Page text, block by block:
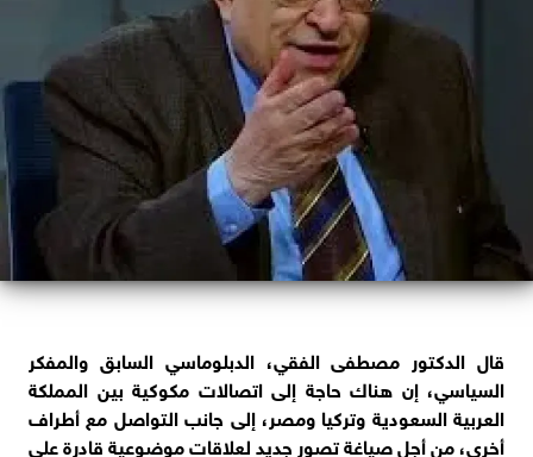
قال الدكتور مصطفى الفقي، الدبلوماسي السابق والمفكر
السياسي، إن هناك حاجة إلى اتصالات مكوكية بين المملكة
العربية السعودية وتركيا ومصر، إلى جانب التواصل مع أطراف
أخرى، من أجل صياغة تصور جديد لعلاقات موضوعية قادرة على